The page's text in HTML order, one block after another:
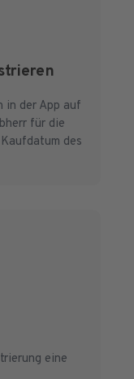
in der App auf
für die
des
eine